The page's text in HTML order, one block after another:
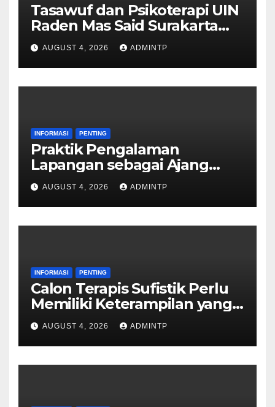
Tasawuf dan Psikoterapi UIN
Raden Mas Said Surakarta
Adakan Pembekalan PPL
Tahun 2026
AUGUST 4, 2026 ADMINTP
INFORMASI PENTING
Praktik Pengalaman
Lapangan sebagai Ajang
Mengasah Keterampilan
AUGUST 4, 2026 ADMINTP
INFORMASI PENTING
Calon Terapis Sufistik Perlu
Memiliki Keterampilan yang
Memadai
AUGUST 4, 2026 ADMINTP